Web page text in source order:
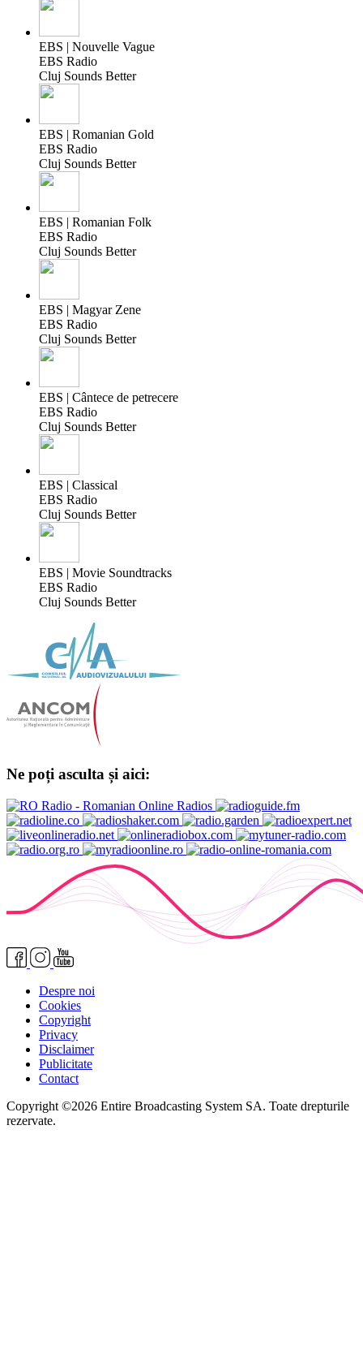
EBS | Nouvelle Vague
EBS Radio
Cluj Sounds Better
EBS | Romanian Gold
EBS Radio
Cluj Sounds Better
EBS | Romanian Folk
EBS Radio
Cluj Sounds Better
EBS | Magyar Zene
EBS Radio
Cluj Sounds Better
EBS | Cântece de petrecere
EBS Radio
Cluj Sounds Better
EBS | Classical
EBS Radio
Cluj Sounds Better
EBS | Movie Soundtracks
EBS Radio
Cluj Sounds Better
Ne poți asculta și aici:
Despre noi
Cookies
Copyright
Privacy
Disclaimer
Publicitate
Contact
Copyright ©2026 Entire Broadcasting System SA. Toate drepturile
rezervate.